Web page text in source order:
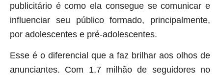
publicitário é como ela consegue se comunicar e
influenciar seu público formado, principalmente,
por adolescentes e pré-adolescentes.
Esse é o diferencial que a faz brilhar aos olhos de
anunciantes. Com 1,7 milhão de seguidores no